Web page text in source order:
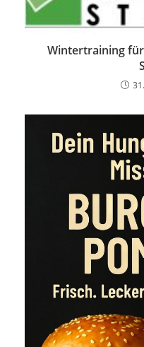
Wintertraining für